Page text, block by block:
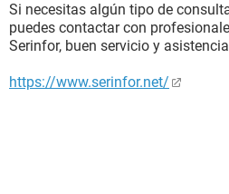
Si necesitas algún tipo de
puedes contactar con
Serinfor, buen servicio y
https://www.serinfor.net/